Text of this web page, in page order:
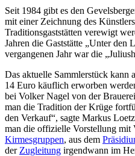
Seit 1984 gibt es den
mit einer Zeichnung des
Traditionsgaststätten verewigt
Jahren die Gaststätte „Unter den
vergangenen Jahr war die
Das aktuelle Sammlerstück kann
14 Euro käuflich erworben
bei Volker Nagel von der
man die Tradition der Krüge
den Verkauf“, sagte Markus
man die offizielle Vorstellung mit
Kirmesgruppen, aus dem
der Zugleitung irgendwann im